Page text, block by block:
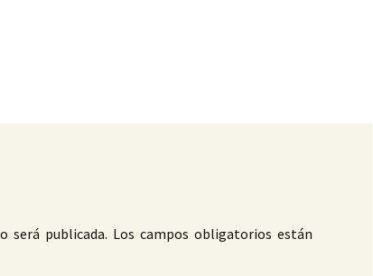
será publicada. Los campos obligatorios están